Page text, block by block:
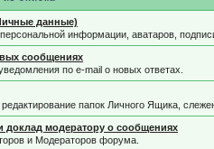
данные)
персональной информации, аватаров,
сообщениях
по e-mail о новых ответах.
папок Личного Ящика,
доклад модератору о сообщениях
и Модераторов форума.